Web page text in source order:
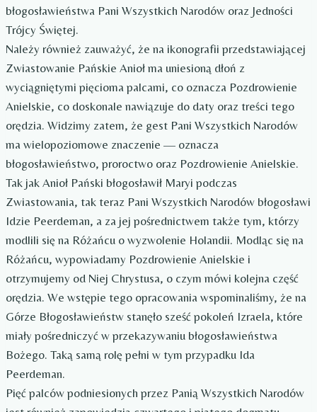
błogosławieństwa Pani Wszystkich Narodów oraz Jedności
Trójcy Świętej.
Należy również zauważyć, że na ikonografii przedstawiającej
Zwiastowanie Pańskie Anioł ma uniesioną dłoń z
wyciągniętymi pięcioma palcami, co oznacza Pozdrowienie
Anielskie, co doskonale nawiązuje do daty oraz treści tego
orędzia. Widzimy zatem, że gest Pani Wszystkich Narodów
ma wielopoziomowe znaczenie — oznacza
błogosławieństwo, proroctwo oraz Pozdrowienie Anielskie.
Tak jak Anioł Pański błogosławił Maryi podczas
Zwiastowania, tak teraz Pani Wszystkich Narodów błogosławi
Idzie Peerdeman, a za jej pośrednictwem także tym, którzy
modlili się na Różańcu o wyzwolenie Holandii. Modląc się na
Różańcu, wypowiadamy Pozdrowienie Anielskie i
otrzymujemy od Niej Chrystusa, o czym mówi kolejna część
orędzia. We wstępie tego opracowania wspominaliśmy, że na
Górze Błogosławieństw stanęło sześć pokoleń Izraela, które
miały pośredniczyć w przekazywaniu błogosławieństwa
Bożego. Taką samą rolę pełni w tym przypadku Ida
Peerdeman.
Pięć palców podniesionych przez Panią Wszystkich Narodów